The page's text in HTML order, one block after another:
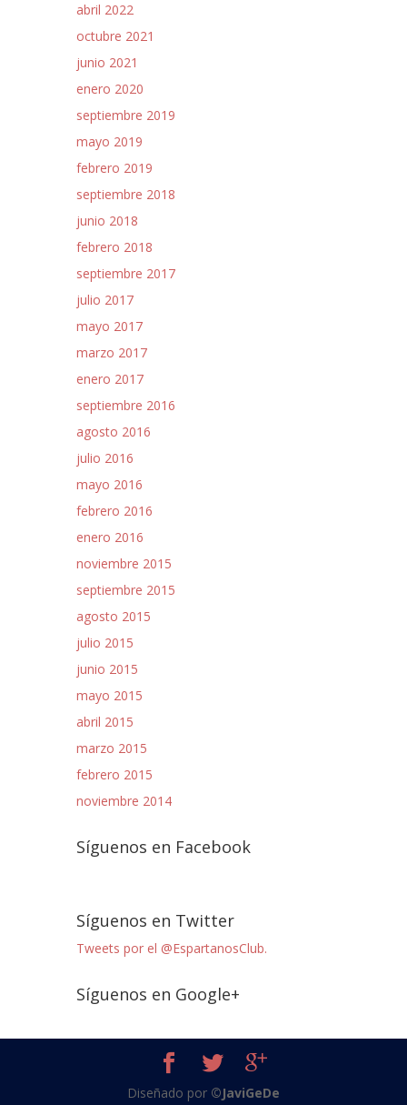
abril 2022
octubre 2021
junio 2021
enero 2020
septiembre 2019
mayo 2019
febrero 2019
septiembre 2018
junio 2018
febrero 2018
septiembre 2017
julio 2017
mayo 2017
marzo 2017
enero 2017
septiembre 2016
agosto 2016
julio 2016
mayo 2016
febrero 2016
enero 2016
noviembre 2015
septiembre 2015
agosto 2015
julio 2015
junio 2015
mayo 2015
abril 2015
marzo 2015
febrero 2015
noviembre 2014
Síguenos en Facebook
Síguenos en Twitter
Tweets por el @EspartanosClub.
Síguenos en Google+
Diseñado por ©JaviGeDe